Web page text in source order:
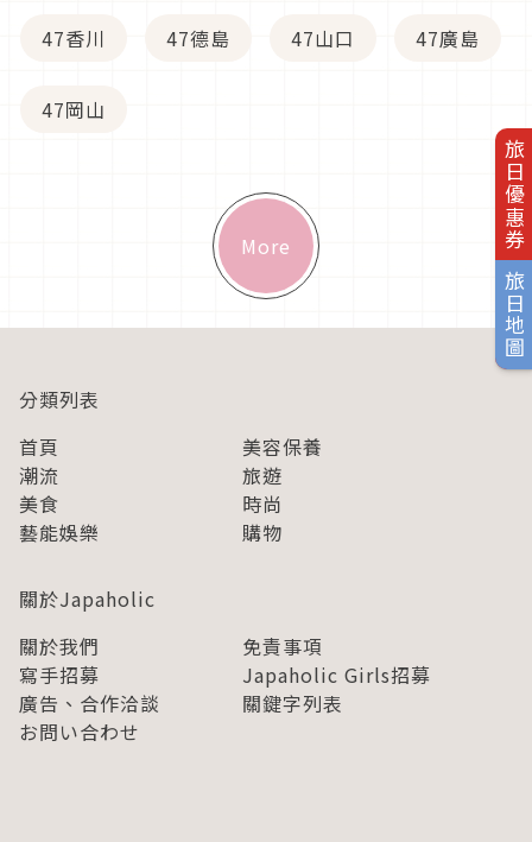
旅日優惠券
旅日地圖
47香川 47德島 47山口 47廣島
47岡山
More
分類列表
首頁
美容保養
潮流
旅遊
美食
時尚
藝能娛樂
購物
關於Japaholic
關於我們
免責事項
寫手招募
Japaholic Girls招募
廣告、合作洽談
關鍵字列表
お問い合わせ